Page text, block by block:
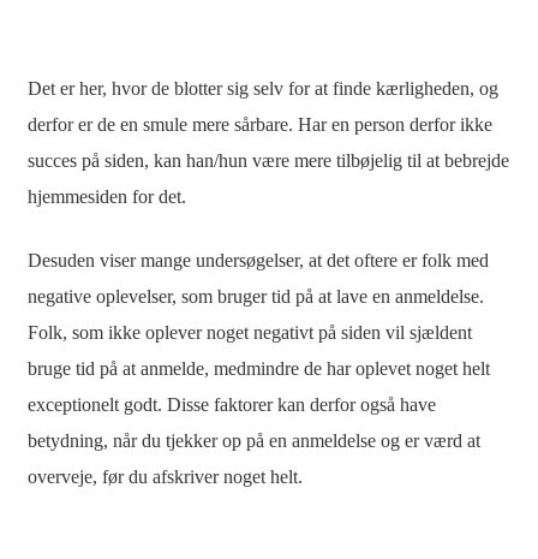
Det er her, hvor de blotter sig selv for at finde kærligheden, og
derfor er de en smule mere sårbare. Har en person derfor ikke
succes på siden, kan han/hun være mere tilbøjelig til at bebrejde
hjemmesiden for det.
Desuden viser mange undersøgelser, at det oftere er folk med
negative oplevelser, som bruger tid på at lave en anmeldelse.
Folk, som ikke oplever noget negativt på siden vil sjældent
bruge tid på at anmelde, medmindre de har oplevet noget helt
exceptionelt godt. Disse faktorer kan derfor også have
betydning, når du tjekker op på en anmeldelse og er værd at
overveje, før du afskriver noget helt.